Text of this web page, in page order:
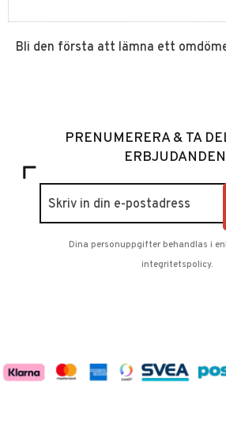
Bli den första att lämna ett
PRENUMERERA & TA
Dina personuppgifter behandlas i
integritetspolicy.